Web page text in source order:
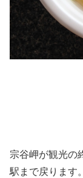
宗谷岬が観光の
駅まで戻ります。